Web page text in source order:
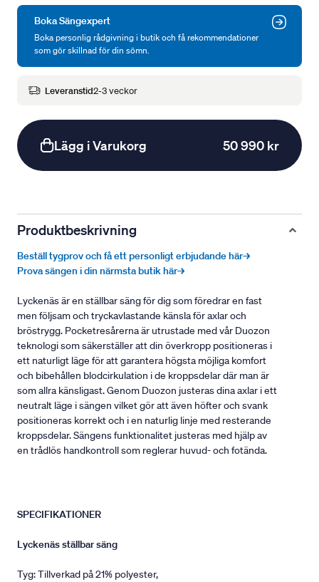
Boka Sängexpert
Boka personlig rådgivning i butik och få rekommendationer
som gör skillnad för din sömn.
Leveranstid2-3 veckor
Lägg i Varukorg 50 990 kr
Produktbeskrivning
Beställ tygprov och få ett personligt erbjudande här→
Prova sängen i din närmsta butik här→
Lyckenäs är en ställbar säng för dig som föredrar en fast
men följsam och tryckavlastande känsla för axlar och
bröstrygg. Pocketresårerna är utrustade med vår Duozon
teknologi som säkerställer att din överkropp positioneras i
ett naturligt läge för att garantera högsta möjliga komfort
och bibehållen blodcirkulation i de kroppsdelar där man är
som allra känsligast. Genom Duozon justeras dina axlar i ett
neutralt läge i sängen vilket gör att även höfter och svank
positioneras korrekt och i en naturlig linje med resterande
kroppsdelar. Sängens funktionalitet justeras med hjälp av
en trådlös handkontroll som reglerar huvud- och fotända.
SPECIFIKATIONER
Lyckenäs ställbar säng
Tyg: Tillverkad på 21% polyester,